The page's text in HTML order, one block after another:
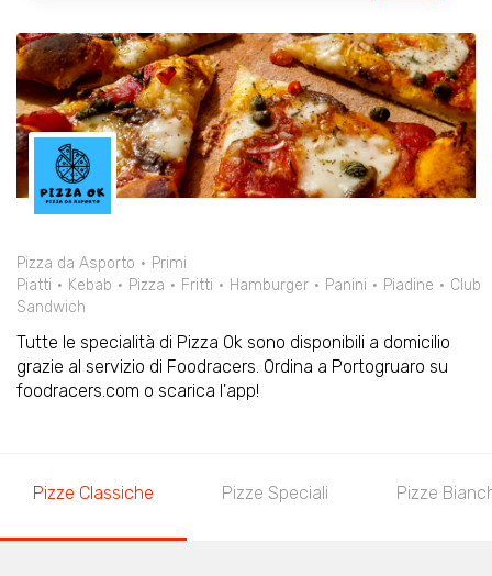
Pizza da Asporto
Primi
Piatti
Kebab Pizza Fritti Hamburger Panini Piadine
Club
Sandwich
Tutte le specialità di Pizza Ok sono disponibili a domicilio
grazie al servizio di Foodracers. Ordina a Portogruaro su
foodracers.com o scarica l'app!
Pizze Classiche Pizze Speciali Pizze